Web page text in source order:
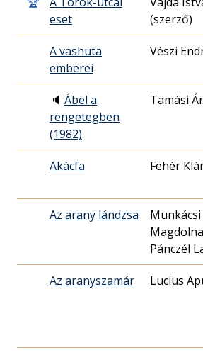
eset
(szerző)
A vashuta
emberei
Vészi
🔈 Ábel a
rengetegben
(1982)
Tamási
Akácfa Fehér
Az arany lándzsa
Munkácsi
Pánczél
Az aranyszamár